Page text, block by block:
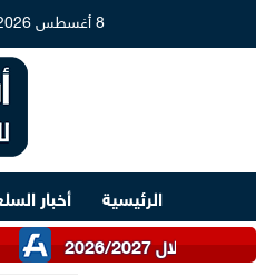
8 أغسطس 2026
الرئيسية أخبار
روساتوم